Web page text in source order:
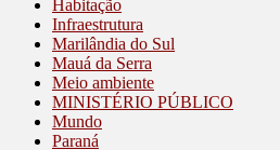
Habitação
Infraestrutura
Marilândia do Sul
Mauá da Serra
Meio ambiente
MINISTÉRIO PÚBLICO
Mundo
Paraná